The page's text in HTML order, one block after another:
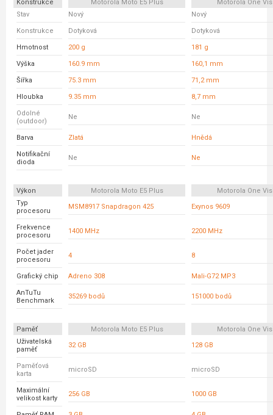
Konstrukce Motorola Moto E5 Plus
Motorola One
Stav
Nový Nový
Konstrukce Dotyková Dotyková
Hmotnost 200 g 181 g
Výška 160.9 mm 160,1 mm
Šířka 75.3 mm 71,2 mm
Hloubka 9.35 mm 8,7 mm
Odolné
(outdoor)
Ne Ne
Barva Zlatá Hnědá
Notifikační
dioda
Ne Ne
Výkon Motorola Moto E5 Plus
Motorola One
Typ
procesoru
MSM8917 Snapdragon 425 Exynos 9609
Frekvence
procesoru
1400 MHz 2200 MHz
Počet jader
procesoru
4 8
Grafický chip Adreno 308 Mali-G72 MP3
AnTuTu
Benchmark
35269 bodů 151000 bodů
Paměť Motorola Moto E5 Plus
Motorola One
Uživatelská
paměť
32 GB 128 GB
Paměťová
karta
microSD microSD
Maximální
velikost karty
256 GB 1000 GB